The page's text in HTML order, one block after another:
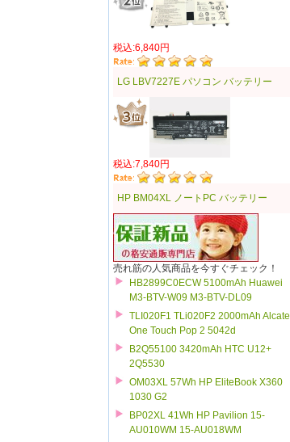
税込:6,840円
LG LBV7227E パソコン バッテリー
税込:7,840円
HP BM04XL ノートPC バッテリー
売れ筋の人気商品を今すぐチェック！
HB2899C0ECW 5100mAh Huawei
M3-BTV-W09 M3-BTV-DL09
TLI020F1 TLi020F2 2000mAh Alcatel
One Touch Pop 2 5042d
B2Q55100 3420mAh HTC U12+
2Q5530
OM03XL 57Wh HP EliteBook X360
1030 G2
BP02XL 41Wh HP Pavilion 15-
AU010WM 15-AU018WM